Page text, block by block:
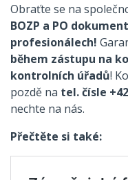
Obraťte se na
BOZP a PO
profesionálech!
během zástupu na
kontrolních úřadů!
pozdě na tel. čísle
nechte na nás.
Přečtěte si také: